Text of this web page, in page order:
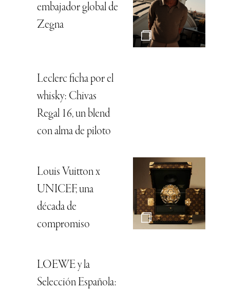
embajador global de
Zegna
Leclerc ficha por el
whisky: Chivas
Regal 16, un blend
con alma de piloto
Louis Vuitton x
UNICEF, una
década de
compromiso
LOEWE y la
Selección Española: